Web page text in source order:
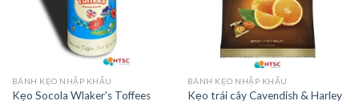
BÁNH KẸO NHẬP KHẨU
Kẹo Socola Wlaker’s Toffees
BÁNH KẸO NHẬP KHẨU
Kẹo trái cây Cavendish & Harley